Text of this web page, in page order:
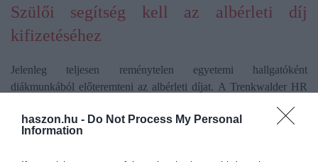
haszon.hu - Do Not Process My Personal
Information
Szülői segítség kell az albérleti díj
kifizetéséhez
Jelenleg teljesen reménytelen egyetemi hallgatóként
diákmunkából előteremteni az albérleti díjat. A Trenkwalder HR
havonta 126 órát,a vidéki egyetemi városokban 70-110 órát kell
ledolgoznia egy átlagos diáknak egy albérlet összegének